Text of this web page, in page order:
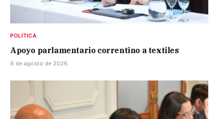
POLÍTICA
Apoyo parlamentario correntino a textiles
6 de agosto de 2026